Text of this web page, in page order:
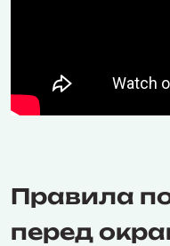
Правила
перед